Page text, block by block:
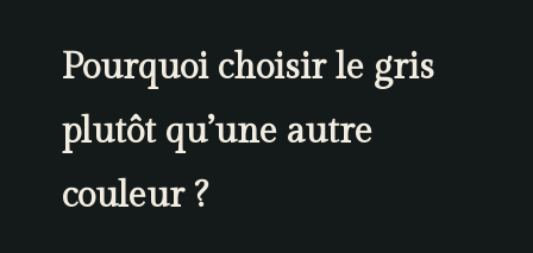
Pourquoi choisir le gris
plutôt qu’une autre
couleur ?